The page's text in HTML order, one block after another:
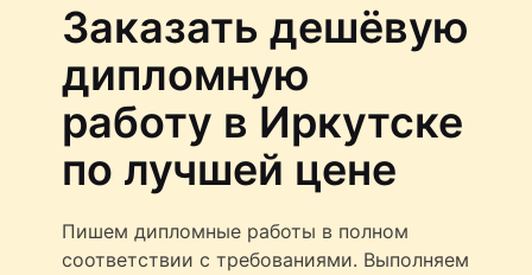
Заказать дешёвую
дипломную
работу в Иркутске
по лучшей цене
Пишем дипломные работы в полном
соответствии с требованиями. Выполняем